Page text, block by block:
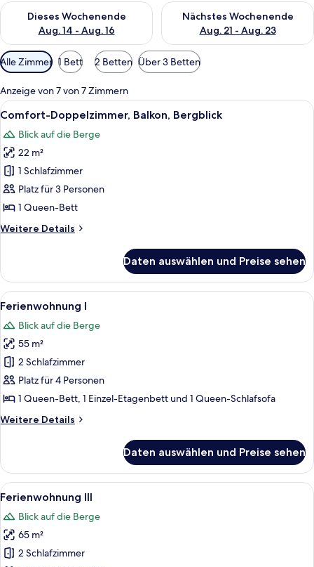
Dieses Wochenende
Aug. 14 - Aug. 16
Überprüfe die Verfügbarkeit für dieses Wochenende, Aug. 14
Nächstes Wochenende
Aug. 21 - Aug. 23
Überprüfe die Verfügbarkeit
Verfügbare
Filter
für
Zimmer
Alle Zimmer 1 Bett 2 Betten Über 3 Betten
Anzeige von 7 von 7 Zimmern
Alle
Fotos
für
Comfort-
Doppelzimmer,
Balkon,
Bergblick
Ein Hotelzimmer mit Bett,
5
Comfort-Doppelzimmer, Balkon, Bergblick
Blick auf die Berge
22 m²
1 Schlafzimmer
Platz für 3 Personen
1 Queen-Bett
Weitere Details
Weitere
Doppelzimmer,
Balkon,
Bergblick
Daten auswählen und Preise sehen
Alle
Fotos
für
Ferienwohnung
anzeigen
Ein gemütliches Zimmer mit einem
8
Ferienwohnung I
Blick auf die Berge
55 m²
2 Schlafzimmer
Platz für 4 Personen
1 Queen-Bett, 1 Einzel-Etagenbett und 1 Queen-Schlafsofa
Weitere Details
Weitere
I
Daten auswählen und Preise sehen
Alle
Fotos
für
Ferienwohnung
III
Ein gemütliches Zimmer mit
8
Ferienwohnung III
Blick auf die Berge
65 m²
2 Schlafzimmer